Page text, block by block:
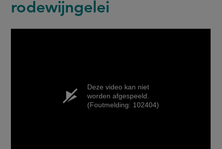
rodewijngelei
Deze video kan niet
worden afgespeeld.
(Foutmelding: 102404)